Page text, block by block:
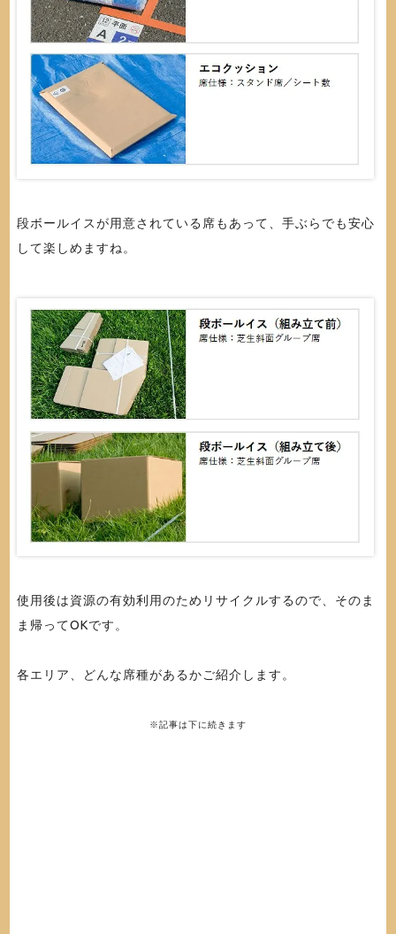
段ボールイスが用意されている席もあって、手ぶらでも安心
して楽しめますね。
使用後は資源の有効利用のためリサイクルするので、そのま
ま帰ってOKです。
各エリア、どんな席種があるかご紹介します。
※記事は下に続きます